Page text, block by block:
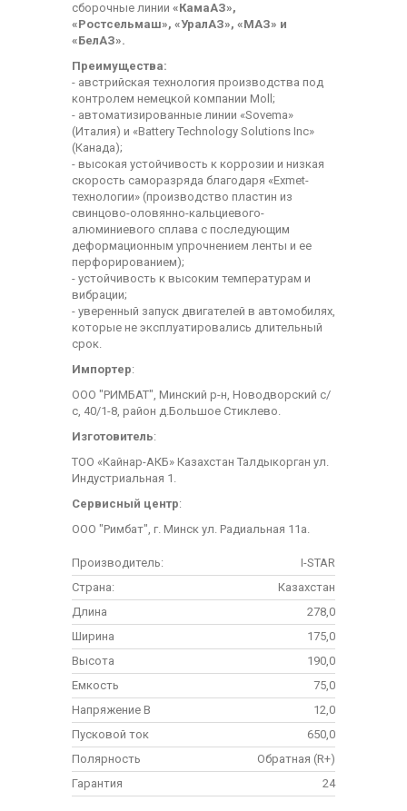
сборочные линии «КамаАЗ»,
«Ростсельмаш», «УралАЗ», «МАЗ» и
«БелАЗ».
Преимущества:
- австрийская технология производства под
контролем немецкой компании Moll;
- автоматизированные линии «Sovema»
(Италия) и «Battery Technology Solutions Inc»
(Канада);
- высокая устойчивость к коррозии и низкая
скорость саморазряда благодаря «Exmet-
технологии» (производство пластин из
свинцово-оловянно-кальциевого-
алюминиевого сплава с последующим
деформационным упрочнением ленты и ее
перфорированием);
- устойчивость к высоким температурам и
вибрации;
- уверенный запуск двигателей в автомобилях,
которые не эксплуатировались длительный
срок.
Импортер:
ООО "РИМБАТ", Минский р-н, Новодворский с/
с, 40/1-8, район д.Большое Стиклево.
Изготовитель:
ТОО «Кайнар-АКБ» Казахстан Талдыкорган ул.
Индустриальная 1.
Сервисный центр:
ООО "Римбат", г. Минск ул. Радиальная 11а.
Производитель:
I-STAR
Страна:
Казахстан
Длина
278,0
Ширина
175,0
Высота
190,0
Емкость
75,0
Напряжение В
12,0
Пусковой ток
650,0
Полярность
Обратная (R+)
Гарантия
24